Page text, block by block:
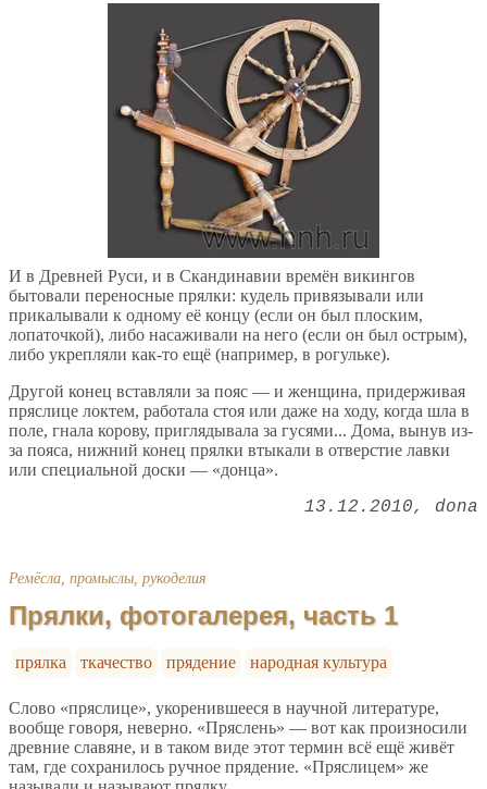
И в Древней Руси, и в Скандинавии времён викингов
бытовали переносные прялки: кудель привязывали или
прикалывали к одному её концу (если он был плоским,
лопаточкой), либо насаживали на него (если он был острым),
либо укрепляли как-то ещё (например, в рогульке).
Другой конец вставляли за пояс — и женщина, придерживая
пряслице локтем, работала стоя или даже на ходу, когда шла в
поле, гнала корову, приглядывала за гусями... Дома, вынув из-
за пояса, нижний конец прялки втыкали в отверстие лавки
или специальной доски — «донца».
13.12.2010 dona
Ремёсла, промыслы, рукоделия
Прялки, фотогалерея, часть 1
прялка ткачество прядение народная культура
Слово «пряслице», укоренившееся в научной литературе,
вообще говоря, неверно. «Пряслень» — вот как произносили
древние славяне, и в таком виде этот термин всё ещё живёт
там, где сохранилось ручное прядение. «Пряслицем» же